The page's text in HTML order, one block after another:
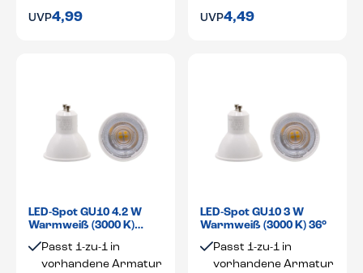
UVP4,99 UVP4,49
LED-Spot GU10 4.2 W
Warmweiß (3000 K)
Passt 1-zu-1 in
vorhandene Armatur
LED-Spot GU10 3 W
Warmweiß (3000 K) 36°
Passt 1-zu-1 in
vorhandene Armatur